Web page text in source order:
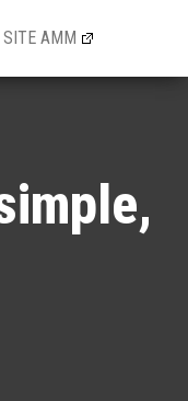
AMM